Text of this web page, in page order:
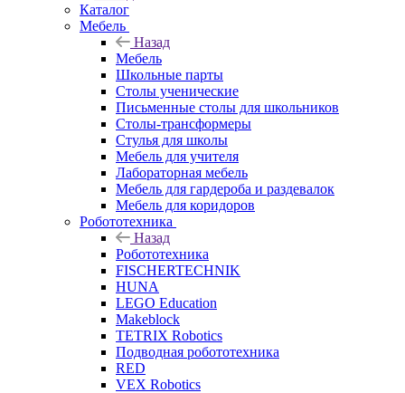
Каталог
Мебель
Назад
Мебель
Школьные парты
Столы ученические
Письменные столы для школьников
Столы-трансформеры
Стулья для школы
Мебель для учителя
Лабораторная мебель
Мебель для гардероба и раздевалок
Мебель для коридоров
Робототехника
Назад
Робототехника
FISCHERTECHNIK
HUNA
LEGO Education
Makeblock
TETRIX Robotics
Подводная робототехника
RED
VEX Robotics